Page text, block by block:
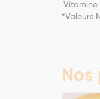
Vitamine
*Valeurs
Nos